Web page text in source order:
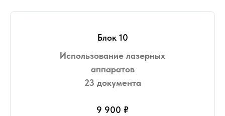
Блок 10
Использование лазерных
аппаратов
23 документа
9 900 ₽